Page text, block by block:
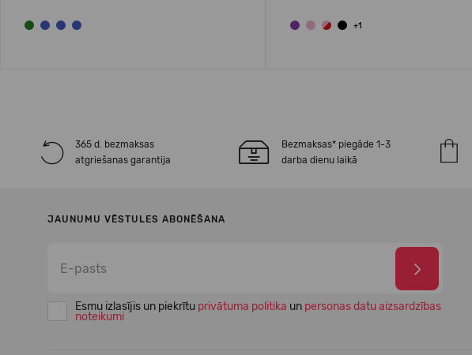
+1
365 d. bezmaksas
atgriešanas garantija
Bezmaksas* piegāde 1-3
darba dienu laikā
JAUNUMU VĒSTULES ABONĒŠANA
Esmu izlasījis un piekrītu privātuma politika un personas datu aizsardzības
noteikumi